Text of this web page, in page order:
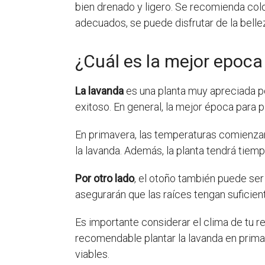
bien drenado y ligero. Se recomienda
adecuados, se puede disfrutar de la
¿Cuál es la mejor
La lavanda es una planta muy apreciada
exitoso. En general, la mejor época para
En primavera, las temperaturas
la lavanda. Además, la planta tendrá
Por otro lado, el otoño también puede
asegurarán que las raíces tengan
Es importante considerar el clima de tu
recomendable plantar la lavanda en
viables.